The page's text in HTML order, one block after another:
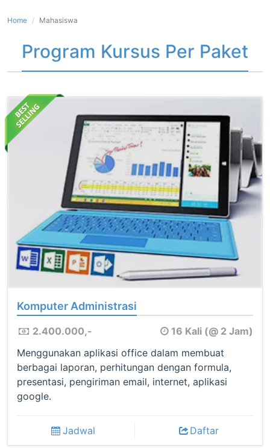
Home Mahasiswa
Program Kursus Per Paket
Komputer Administrasi
2.400.000,-
16 Kali (@ 2 Jam)
Menggunakan aplikasi office dalam membuat
berbagai laporan, perhitungan dengan formula,
presentasi, pengiriman email, internet, aplikasi
google.
Jadwal Daftar